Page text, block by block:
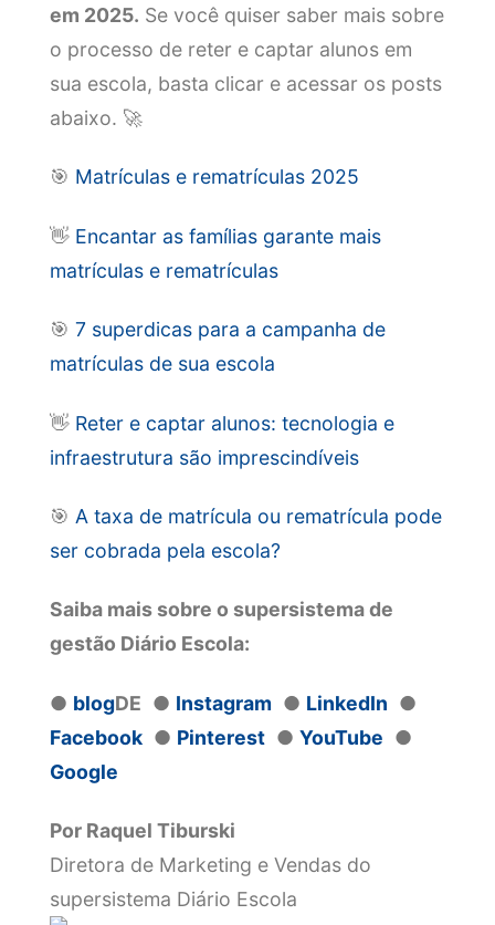
em 2025. Se você quiser saber mais sobre
o processo de reter e captar alunos em
sua escola, basta clicar e acessar os posts
abaixo. 🚀
🎯 Matrículas e rematrículas 2025
👋 Encantar as famílias garante mais
matrículas e rematrículas
🎯 7 superdicas para a campanha de
matrículas de sua escola
👋 Reter e captar alunos: tecnologia e
infraestrutura são imprescindíveis
🎯 A taxa de matrícula ou rematrícula pode
ser cobrada pela escola?
Saiba mais sobre o supersistema de
gestão Diário Escola:
● blogDE ● Instagram ● LinkedIn ●
Facebook● Pinterest● YouTube ●
Google
Por Raquel Tiburski
Diretora de Marketing e Vendas do
supersistema Diário Escola